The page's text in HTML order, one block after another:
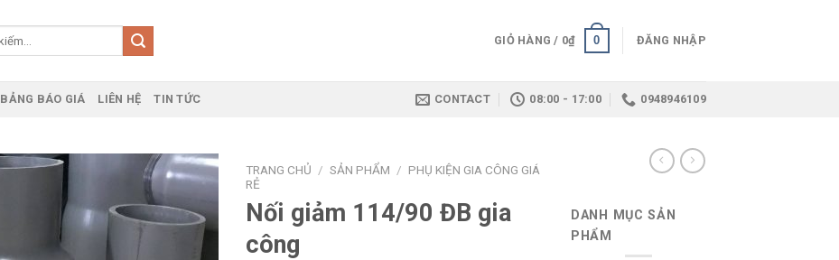
GIỎ HÀNG / 0₫ 0 ĐĂNG NHẬP
BẢNG BÁO GIÁ LIÊN HỆ TIN TỨC CONTACT 08:00 - 17:00 0948946109
TRANG CHỦ / SẢN PHẨM / PHỤ KIỆN GIA CÔNG GIÁ
RẺ
Nối giảm 114/90 ĐB gia
công
DANH MỤC SẢN
PHẨM